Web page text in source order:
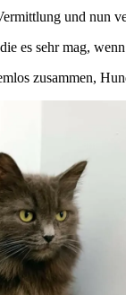
und nun
es sehr mag,
zusammen,